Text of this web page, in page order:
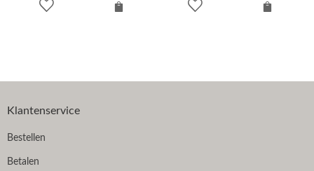
Klantenservice
Bestellen
Betalen